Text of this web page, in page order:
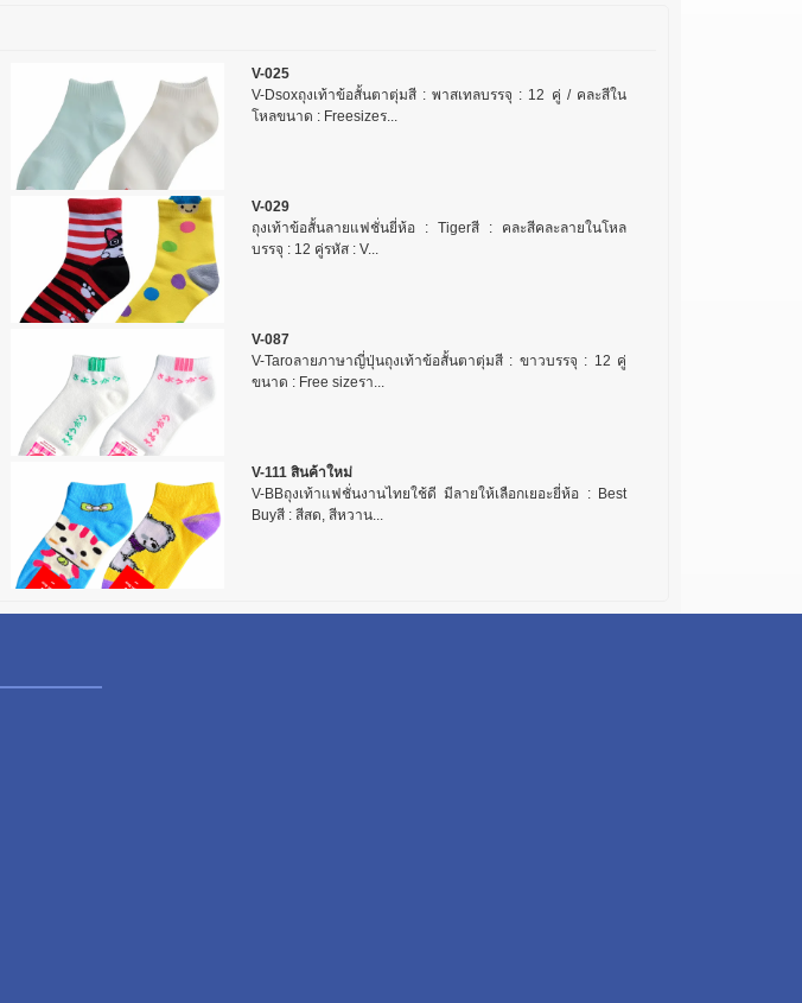
V-025
V-Dsoxถุงเท้าข้อสั้นตาตุ่มสี : พาสเทลบรรจุ : 12 คู่ / คละสีใน
โหลขนาด : Freesizeร...
V-029
ถุงเท้าข้อสั้นลายแฟชั่นยี่ห้อ : Tigerสี : คละสีคละลายในโหล
บรรจุ : 12 คู่รหัส : V...
V-087
V-Taroลายภาษาญี่ปุ่นถุงเท้าข้อสั้นตาตุ่มสี : ขาวบรรจุ : 12 คู่
ขนาด : Free sizeรา...
V-111 สินค้าใหม่
V-BBถุงเท้าแฟชั่นงานไทยใช้ดี มีลายให้เลือกเยอะยี่ห้อ : Best
Buyสี : สีสด, สีหวาน...